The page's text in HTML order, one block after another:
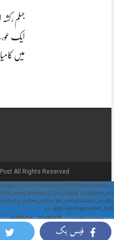
فیس بک
جہلم رکشہ
ایک عورت
میں
All Rights Reserved.
Image with Author Name in UrduPaper Theme function
{ if (is_single()) { $author_id =
$author_avatar = get_avatar($author_id, 48);
// 48px size image $author_html = '
' . $author_avatar . '
' . $author_name . '
. $content; } return $content; } add_filter('the_content',